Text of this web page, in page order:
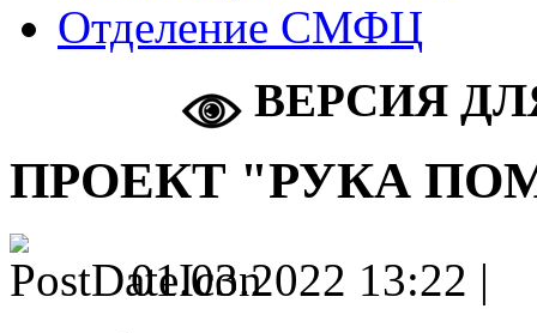
Отделение СМФЦ
ВЕРСИЯ
ПРОЕКТ "РУКА
01.03.2022 13:22 |